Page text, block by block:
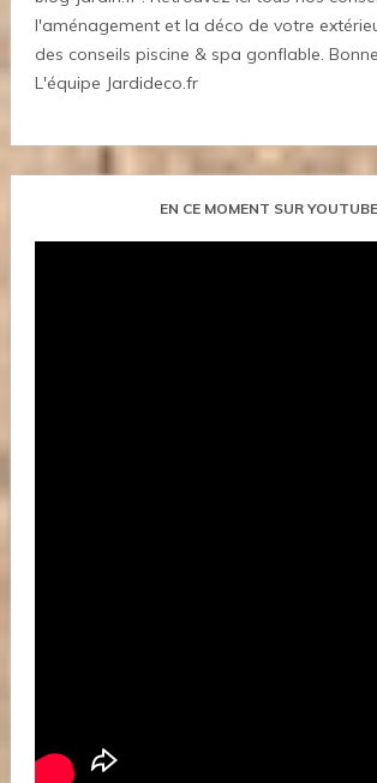
l'aménagement et la déco de votre
des conseils piscine & spa gonflable.
L'équipe Jardideco.fr
EN CE MOMENT SUR YOUTUBE